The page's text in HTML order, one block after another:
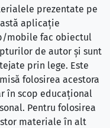
prezentate pe
aplicație
mobile fac obiectul
de autor și sunt
prin lege. Este
folosirea acestora
în scop educațional
Pentru folosirea
materiale în alt